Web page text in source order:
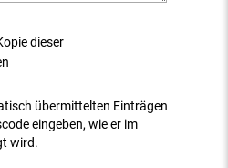
dieser
übermittelten Einträgen
eingeben, wie er im
wird.